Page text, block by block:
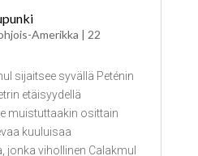
Amerikka | 22
sijaitsee syvällä Peténin
etäisyydellä
muistuttaakin osittain
kuuluisaa
jonka vihollinen Calakmul